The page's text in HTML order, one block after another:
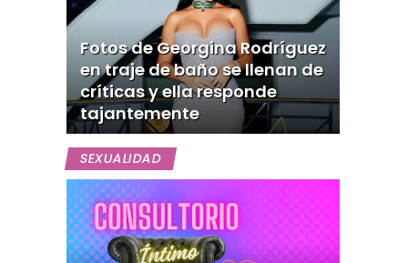
Fotos de Georgina Rodríguez
en traje de baño se llenan de
críticas y ella responde
tajantemente
SEXUALIDAD